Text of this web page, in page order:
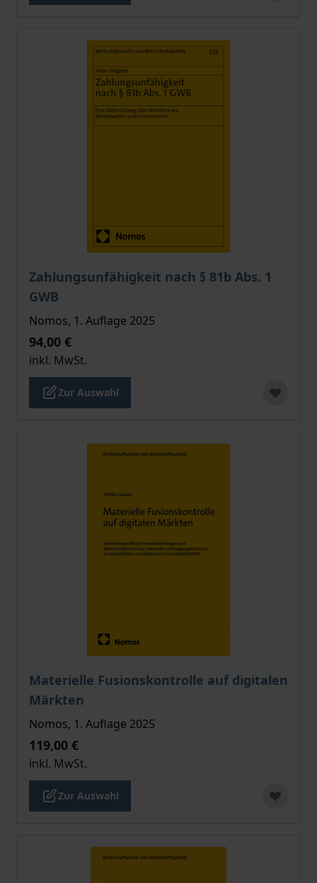
Zahlungsunfähigkeit nach § 81b Abs. 1
GWB
Der Preis dieses Titels richtet sich nach der
Nomos, 1. Auflage 2025
94,00 €
inkl. MwSt.
Zur Auswahl
Materielle Fusionskontrolle auf digitalen
Märkten
Der Preis dieses Titels richtet sich nach der
Nomos, 1. Auflage 2025
119,00 €
inkl. MwSt.
Zur Auswahl